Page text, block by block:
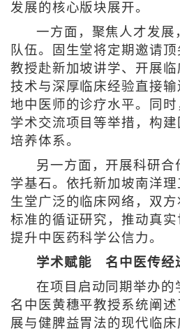
发展的核心版块展开。
一方面，聚焦人才发展
队伍。固生堂将定期邀请
教授赴新加坡讲学、开展
技术与深厚临床经验直接
地中医师的诊疗水平。同
学术交流项目等举措，构
培养体系。
另一方面，开展科研合
学基石。依托新加坡南洋
生堂广泛的临床网络，双
标准的循证研究，推动真实
提升中医药科学公信力。
学术赋能 名中医传经
在项目启动同期举办的
名中医黄穗平教授系统阐
展与健脾益胃法的现代临